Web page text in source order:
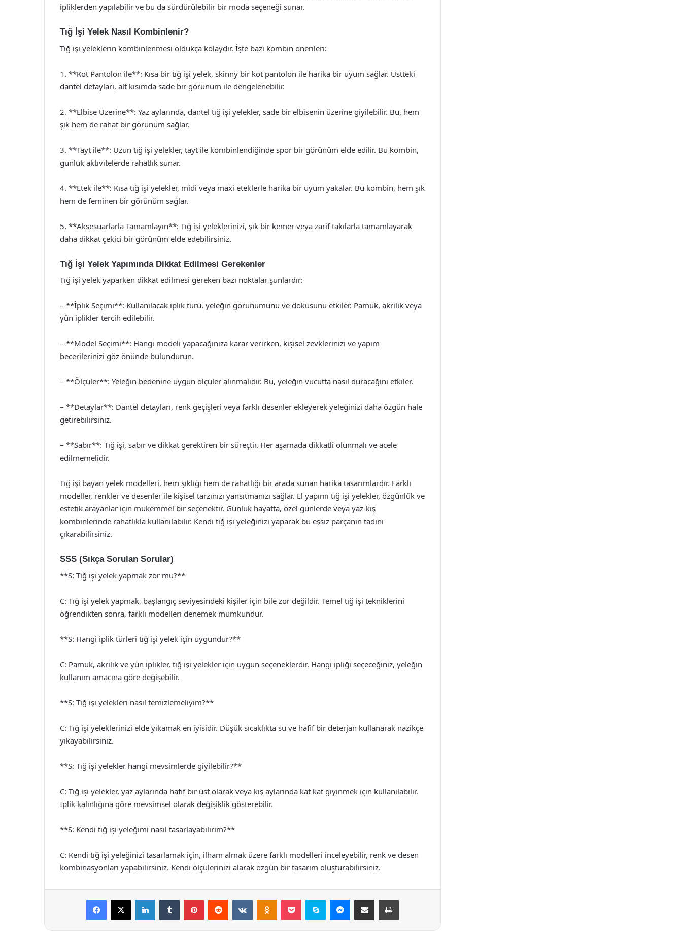
ipliklerden yapılabilir ve bu da sürdürülebilir bir moda seçeneği sunar.
Tığ İşi Yelek Nasıl Kombinlenir?
Tığ işi yeleklerin kombinlenmesi oldukça kolaydır. İşte bazı kombin önerileri:
1. **Kot Pantolon ile**: Kısa bir tığ işi yelek, skinny bir kot pantolon ile harika bir uyum sağlar. Üstteki
dantel detayları, alt kısımda sade bir görünüm ile dengelenebilir.
2. **Elbise Üzerine**: Yaz aylarında, dantel tığ işi yelekler, sade bir elbisenin üzerine giyilebilir. Bu, hem
şık hem de rahat bir görünüm sağlar.
3. **Tayt ile**: Uzun tığ işi yelekler, tayt ile kombinlendiğinde spor bir görünüm elde edilir. Bu kombin,
günlük aktivitelerde rahatlık sunar.
4. **Etek ile**: Kısa tığ işi yelekler, midi veya maxi eteklerle harika bir uyum yakalar. Bu kombin, hem şık
hem de feminen bir görünüm sağlar.
5. **Aksesuarlarla Tamamlayın**: Tığ işi yeleklerinizi, şık bir kemer veya zarif takılarla tamamlayarak
daha dikkat çekici bir görünüm elde edebilirsiniz.
Tığ İşi Yelek Yapımında Dikkat Edilmesi Gerekenler
Tığ işi yelek yaparken dikkat edilmesi gereken bazı noktalar şunlardır:
– **İplik Seçimi**: Kullanılacak iplik türü, yeleğin görünümünü ve dokusunu etkiler. Pamuk, akrilik veya
yün iplikler tercih edilebilir.
– **Model Seçimi**: Hangi modeli yapacağınıza karar verirken, kişisel zevklerinizi ve yapım
becerilerinizi göz önünde bulundurun.
– **Ölçüler**: Yeleğin bedenine uygun ölçüler alınmalıdır. Bu, yeleğin vücutta nasıl duracağını etkiler.
– **Detaylar**: Dantel detayları, renk geçişleri veya farklı desenler ekleyerek yeleğinizi daha özgün hale
getirebilirsiniz.
– **Sabır**: Tığ işi, sabır ve dikkat gerektiren bir süreçtir. Her aşamada dikkatli olunmalı ve acele
edilmemelidir.
Tığ işi bayan yelek modelleri, hem şıklığı hem de rahatlığı bir arada sunan harika tasarımlardır. Farklı
modeller, renkler ve desenler ile kişisel tarzınızı yansıtmanızı sağlar. El yapımı tığ işi yelekler, özgünlük ve
estetik arayanlar için mükemmel bir seçenektir. Günlük hayatta, özel günlerde veya yaz-kış
kombinlerinde rahatlıkla kullanılabilir. Kendi tığ işi yeleğinizi yaparak bu eşsiz parçanın tadını
çıkarabilirsiniz.
SSS (Sıkça Sorulan Sorular)
**S: Tığ işi yelek yapmak zor mu?**
C: Tığ işi yelek yapmak, başlangıç seviyesindeki kişiler için bile zor değildir. Temel tığ işi tekniklerini
öğrendikten sonra, farklı modelleri denemek mümkündür.
**S: Hangi iplik türleri tığ işi yelek için uygundur?**
C: Pamuk, akrilik ve yün iplikler, tığ işi yelekler için uygun seçeneklerdir. Hangi ipliği seçeceğiniz, yeleğin
kullanım amacına göre değişebilir.
**S: Tığ işi yelekleri nasıl temizlemeliyim?**
C: Tığ işi yeleklerinizi elde yıkamak en iyisidir. Düşük sıcaklıkta su ve hafif bir deterjan kullanarak nazikçe
yıkayabilirsiniz.
**S: Tığ işi yelekler hangi mevsimlerde giyilebilir?**
C: Tığ işi yelekler, yaz aylarında hafif bir üst olarak veya kış aylarında kat kat giyinmek için kullanılabilir.
İplik kalınlığına göre mevsimsel olarak değişiklik gösterebilir.
**S: Kendi tığ işi yeleğimi nasıl tasarlayabilirim?**
C: Kendi tığ işi yeleğinizi tasarlamak için, ilham almak üzere farklı modelleri inceleyebilir, renk ve desen
kombinasyonları yapabilirsiniz. Kendi ölçülerinizi alarak özgün bir tasarım oluşturabilirsiniz.
Facebook
X LinkedInTumblr PinterestReddit VKontakteOdnoklassniki
Pocket Skype Messenger
E-Posta ile paylaş Yazdır